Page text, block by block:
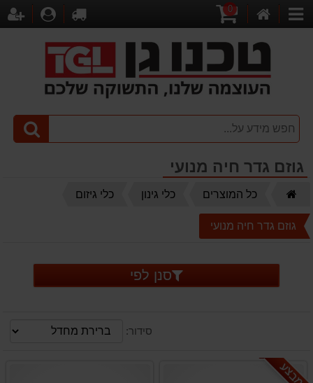
קטגוריות
הבית
0
לקופה
גוזם גדר חיה מנועי
כל המוצרים כלי גינון כלי גיזום
גוזם גדר חיה מנועי
סנן לפי
סידור:
מבצע